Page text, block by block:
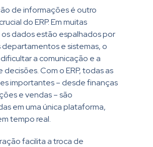
de informações é outro
do ERP. Em muitas
os dados estão espalhados por
e sistemas, o
a comunicação e a
Com o ERP, todas as
importantes – desde finanças
e vendas – são
em uma única plataforma,
tempo real.
facilita a troca de